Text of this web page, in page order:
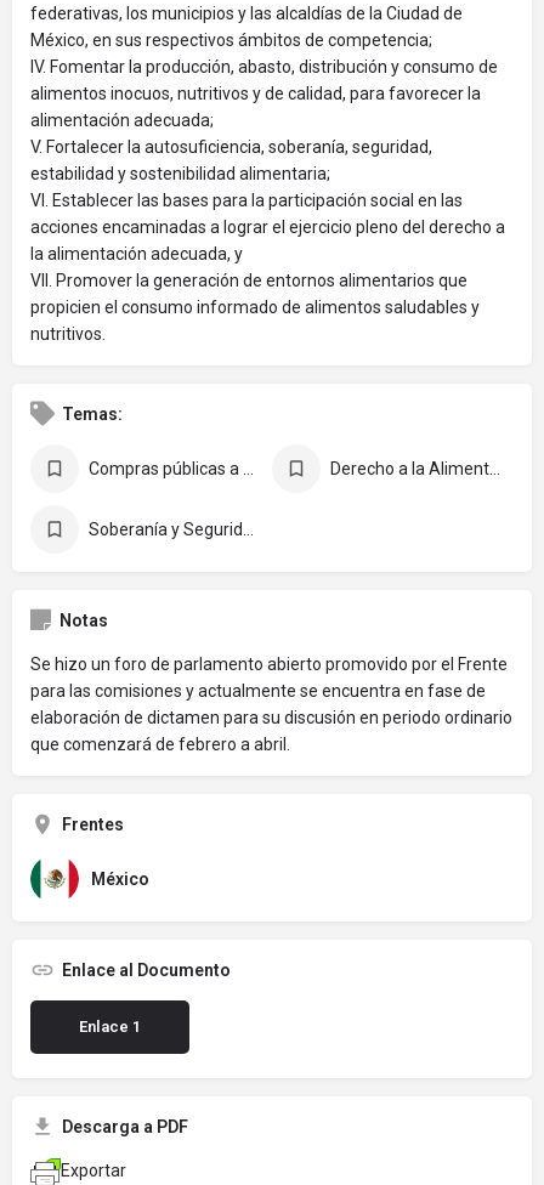
federativas, los municipios y las alcaldías de la Ciudad de
México, en sus respectivos ámbitos de competencia;
IV. Fomentar la producción, abasto, distribución y consumo de
alimentos inocuos, nutritivos y de calidad, para favorecer la
alimentación adecuada;
V. Fortalecer la autosuficiencia, soberanía, seguridad,
estabilidad y sostenibilidad alimentaria;
VI. Establecer las bases para la participación social en las
acciones encaminadas a lograr el ejercicio pleno del derecho a
la alimentación adecuada, y
VIl. Promover la generación de entornos alimentarios que
propicien el consumo informado de alimentos saludables y
nutritivos.
Temas:
Notas
Se hizo un foro de parlamento abierto promovido por el Frente
para las comisiones y actualmente se encuentra en fase de
elaboración de dictamen para su discusión en periodo ordinario
que comenzará de febrero a abril.
Frentes
México
Enlace al Documento
Enlace 1
Descarga a PDF
Exportar